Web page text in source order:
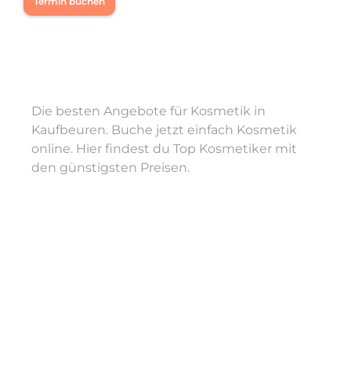
Leistungen
House of Beauty GjoniinKaufbeurenbietet Leistungen
Nails, Nageldesign, Kosmetik, Permanent Make-Up,
Gesichts- & Körperbehandlungen,
Augenbrauenbehandlungen, Maniküre, Körper,
Die besten Angebote für Kosmetik in
Kaufbeuren. Buche jetzt einfach Kosmetik
online. Hier findest du Top Kosmetiker mit
den günstigsten Preisen.